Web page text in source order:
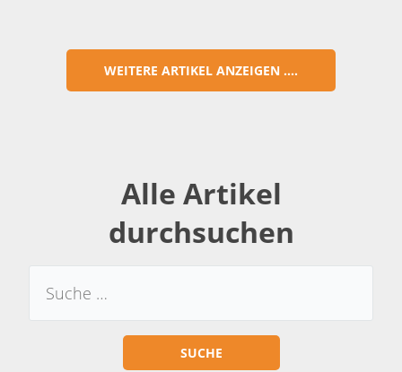
WEITERE ARTIKEL ANZEIGEN ....
Alle Artikel
durchsuchen